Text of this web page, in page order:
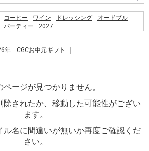
コーヒー ワイン ドレッシング
オードブル
パーティー
2027
%D0%BC%D0%BE%D0%B7%D0%B3%D0%B0%3a
%D0%B2
%EC%9D%B4%EB%A7%88%ED%8A%B8%EC%95%B1
%EC%9D%B4%EC%9A%A9%EC%95%BD%EA%B4%80
%EB%8F%99%EC%9D%98
%E7%A6%8F%E5%B2%A1
%E9%AF%A8%E9%AD%9A
%EC%B9%9C%EA%B5%AC%EC%97%84%EB%A7%88
年 CGCお中元ギフト
ページが見つかりません。
除されたか、移動した可能性がござい
ます。
ル名に間違いが無いか再度ご確認くだ
さい。